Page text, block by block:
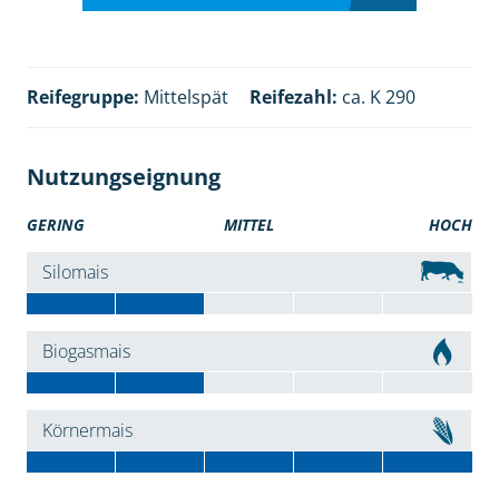
Reifegruppe: Mittelspät Reifezahl: ca. K 290
Nutzungseignung
GERING MITTEL HOCH
Silomais
Biogasmais
Körnermais